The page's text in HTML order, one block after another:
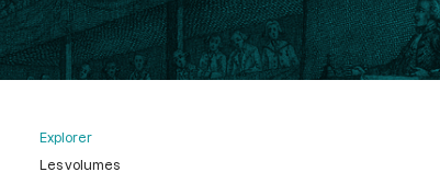
Explorer
Les volumes